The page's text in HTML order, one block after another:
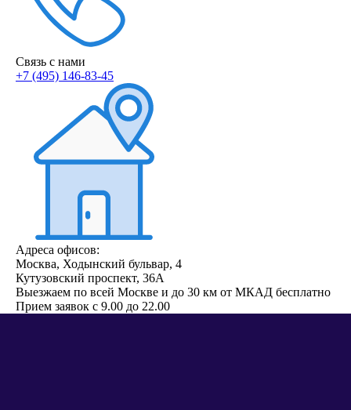
Связь с нами
+7 (495) 146-83-45
Адреса офисов:
Москва, Ходынский бульвар, 4
Кутузовский проспект, 36А
Выезжаем по всей Москве и до 30 км от МКАД бесплатно
Прием заявок с 9.00 до 22.00